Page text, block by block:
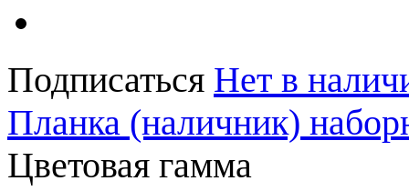
Подписаться Нет в
Планка (наличник)
Цветовая гамма